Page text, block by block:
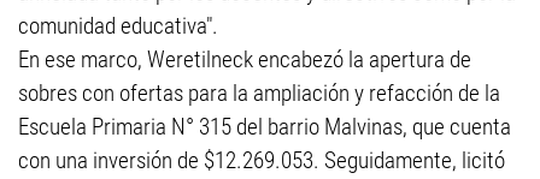
comunidad educativa".
En ese marco, Weretilneck encabezó la apertura de
sobres con ofertas para la ampliación y refacción de la
Escuela Primaria N° 315 del barrio Malvinas, que cuenta
con una inversión de $12.269.053. Seguidamente, licitó